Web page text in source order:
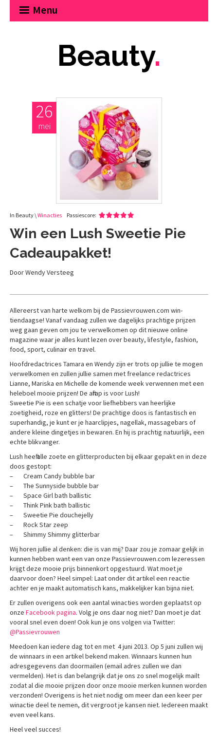
Menu
Beauty.
26
mei
In Beauty \Winacties Passiescore:
Win een Lush Sweetie Pie
Cadeaupakket!
Door Wendy Versteeg
Allereerst van harte welkom bij de Passievrouwen.com win-
tiendaagse! Vanaf vandaag zullen we dagelijks prachtige prijzen
weg gaan geven om jou te verwelkomen op dit nieuwe online
magazine waar je alles kunt lezen over beauty, lifestyle, fashion,
food, sport, culinair en travel.
Hoofdredactrices Tamara en Wendy zijn er trots op jullie te mogen
verwelkomen en zullen jullie samen met freelance redactrices
Lianne, Mariska en Michelle de komende week verwennen met een
heleboel mooie prijzen! De aftrap is voor Lush!
Sweetie Pie is een schatje voor liefhebbers van heerlijke
zoetigheid, roze en glitters! De prachtige doos is fantastisch en
superhandig, je kunt er je haarclipjes, nagellak, massagebars of
andere kleine dingetjes in bewaren. En hij is prachtig natuurlijk, een
echte blikvanger.
Lush heeft alle zoete en glitterproducten bij elkaar gepakt en in deze
doos gestopt:
– Cream Candy bubble bar
– The Sunnyside bubble bar
– Space Girl bath ballistic
– Think Pink bath ballistic
– Sweetie Pie douchejelly
– Rock Star zeep
– Shimmy Shimmy glitterbar
Wij horen jullie al denken: die is van mij? Daar zou je zomaar gelijk in
kunnen hebben want een van onze Passievrouwen.com lezeressen
krijgt deze mooie prijs binnenkort opgestuurd. Wat moet je
daarvoor doen? Heel simpel: Laat onder dit artikel een reactie
achter en je maakt automatisch kans, makkelijker kan bijna niet.
Er zullen overigens ook een aantal winacties worden geplaatst op
onze Facebook pagina. Volg je ons daar nog niet? Dan moet je dat
vooral snel even doen! Ook kun je ons volgen via Twitter:
@Passievrouwen
Meedoen kan iedere dag tot en met 4 juni 2013. Op 5 juni zullen wij
de winnaars in een artikel bekend maken. Winnaars kunnen hun
adresgegevens dan doormailen (email adres zullen we dan
vermelden). Het is dan belangrijk dat je ons zo snel mogelijk mailt
zodat al die mooie prijzen door onze mooie merken kunnen worden
verzonden! Overigens is het niet nodig om meer dan een keer per
winactie deel te nemen, dit vergroot je kansen niet. Iedereen maakt
even veel kans.
Heel veel succes!